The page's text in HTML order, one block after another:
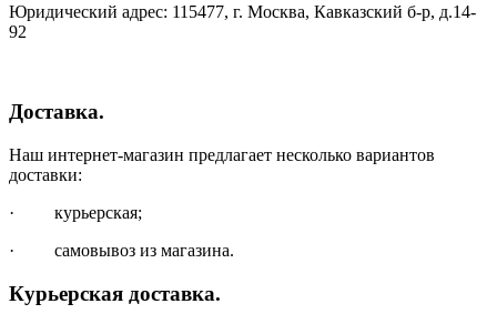
Юридический адрес: 115477, г. Москва, Кавказский б-р, д.14-
92
Доставка.
Наш интернет-магазин предлагает несколько вариантов
доставки:
· курьерская;
· самовывоз из магазина.
Курьерская доставка.